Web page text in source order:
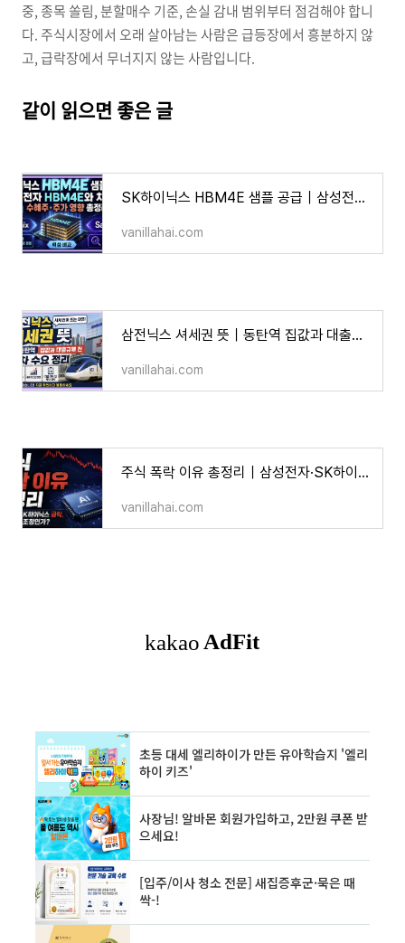
중, 종목 쏠림, 분할매수 기준, 손실 감내 범위부터 점검해야 합니
다. 주식시장에서 오래 살아남는 사람은 급등장에서 흥분하지 않
고, 급락장에서 무너지지 않는 사람입니다.
같이 읽으면 좋은 글
SK하이닉스 HBM4E 샘플 공급｜삼성전자 HBM4E와 차이점·수혜주·주가 영향 총정리
vanillahai.com
삼전닉스 셔세권 뜻｜동탄역 집값과 대출규제 전 막차 수요 정리
vanillahai.com
주식 폭락 이유 총정리｜삼성전자·SK하이닉스 급락, AI 반도체 조정인가
vanillahai.com